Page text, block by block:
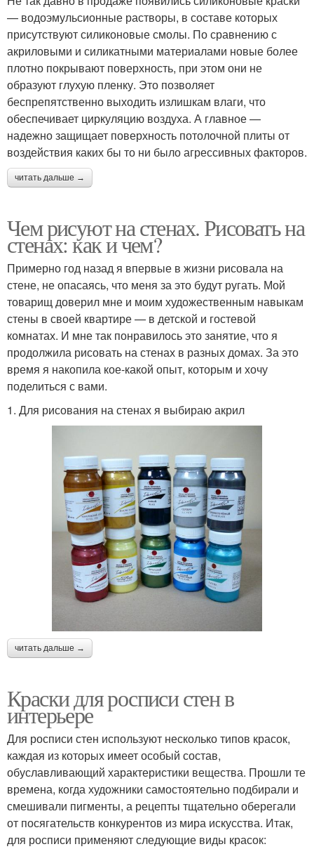
— водоэмульсионные растворы, в составе которых
присутствуют силиконовые смолы. По сравнению с
акриловыми и силикатными материалами новые более
плотно покрывают поверхность, при этом они не
образуют глухую пленку. Это позволяет
беспрепятственно выходить излишкам влаги, что
обеспечивает циркуляцию воздуха. А главное —
надежно защищает поверхность потолочной плиты от
воздействия каких бы то ни было агрессивных факторов.
читать дальше →
Чем рисуют на стенах. Рисовать на
стенах: как и чем?
Примерно год назад я впервые в жизни рисовала на
стене, не опасаясь, что меня за это будут ругать. Мой
товарищ доверил мне и моим художественным навыкам
стены в своей квартире — в детской и гостевой
комнатах. И мне так понравилось это занятие, что я
продолжила рисовать на стенах в разных домах. За это
время я накопила кое-какой опыт, которым и хочу
поделиться с вами.
1. Для рисования на стенах я выбираю акрил
читать дальше →
Краски для росписи стен в
интерьере
Для росписи стен используют несколько типов красок,
каждая из которых имеет особый состав,
обуславливающий характеристики вещества. Прошли те
времена, когда художники самостоятельно подбирали и
смешивали пигменты, а рецепты тщательно оберегали
от посягательств конкурентов из мира искусства. Итак,
для росписи применяют следующие виды красок: